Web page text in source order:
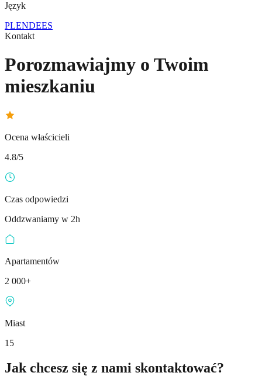
Język
PLENDEES
Kontakt
Porozmawiajmy o Twoim
mieszkaniu
Ocena właścicieli
4.8/5
Czas odpowiedzi
Oddzwaniamy w 2h
Apartamentów
2 000+
Miast
15
Jak chcesz się z nami skontaktować?